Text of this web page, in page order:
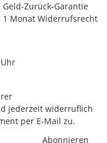
Geld-Zurück-Garantie
1 Monat Widerrufsrecht
jederzeit widerruflich
per E-Mail zu.
Abonnieren